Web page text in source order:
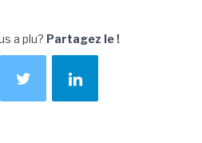
a plu? Partagez le !